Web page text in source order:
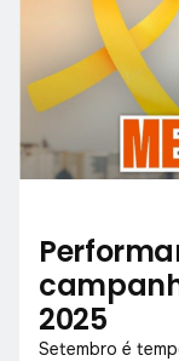
2025
Setembro é